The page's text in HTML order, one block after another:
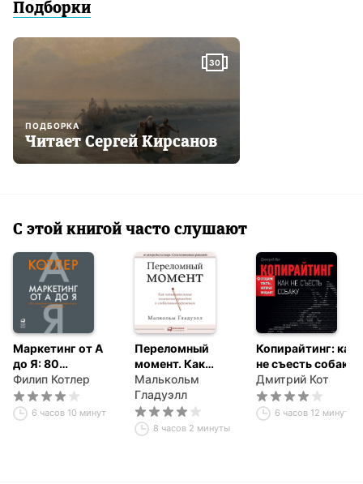
Подборки
30
ПОДБОРКА
Читает Сергей Кирсанов
С этой книгой часто слушают
Маркетинг от А
до Я: 80
концепций,
которые должен
знать каждый
менеджер
Филип Котлер
6 часов 10 минут
Переломный
момент. Как
незначительные
изменения
приводят к
глобальным
переменам
Малькольм
Гладуэлл
8 часов 2 минуты
Копирайтинг: как
не съесть собаку.
Создаем тексты,
которые продают
Дмитрий Кот
6 часов 12 минут